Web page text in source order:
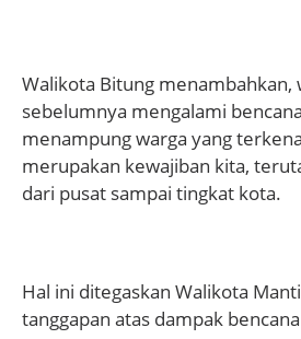
Walikota Bitung menambahkan,
sebelumnya mengalami
menampung warga yang
merupakan kewajiban kita,
dari pusat sampai tingkat kota.
Hal ini ditegaskan Walikota
tanggapan atas dampak